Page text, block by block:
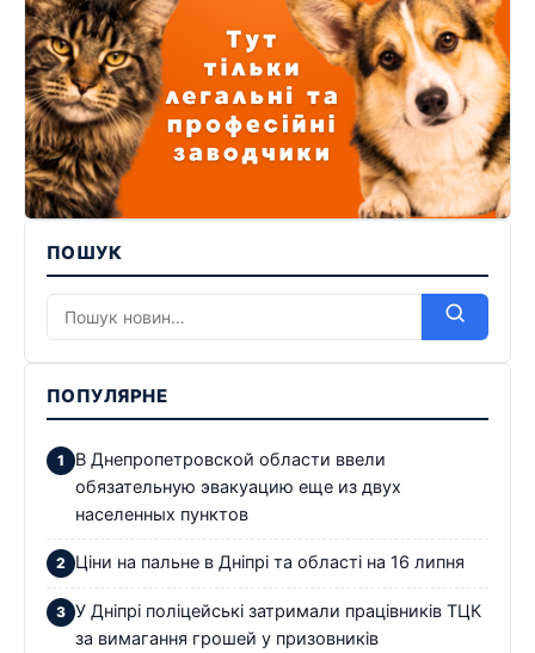
ПОШУК
ПОПУЛЯРНЕ
В Днепропетровской области ввели
обязательную эвакуацию еще из двух
населенных пунктов
Ціни на пальне в Дніпрі та області на 16 липня
У Дніпрі поліцейські затримали працівників ТЦК
за вимагання грошей у призовників